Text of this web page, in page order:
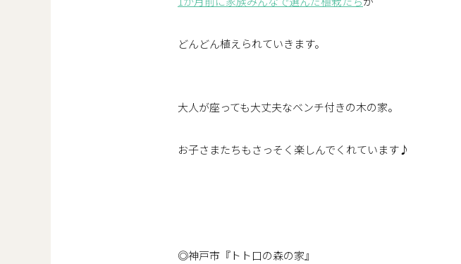
どんどん植えられていきます。
大人が座っても大丈夫なベンチ付きの木の家。
お子さまたちもさっそく楽しんでくれています♪
◎神戸市『トト口の森の家』